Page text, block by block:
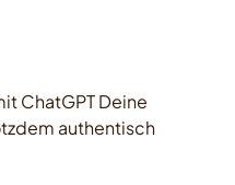
ChatGPT Deine
authentisch